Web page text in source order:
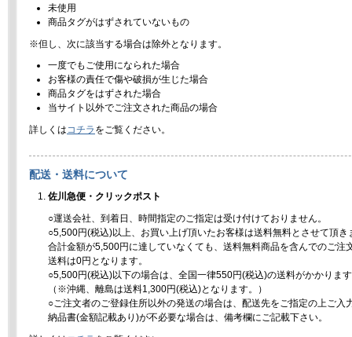
未使用
商品タグがはずされていないもの
※但し、次に該当する場合は除外となります。
一度でもご使用になられた場合
お客様の責任で傷や破損が生じた場合
商品タグをはずされた場合
当サイト以外でご注文された商品の場合
詳しくは コチラ をご覧ください。
配送・送料について
佐川急便・クリックポスト
○運送会社、到着日、時間指定のご指定は受け付けておりません。
○5,500円(税込)以上、お買い上げ頂いたお客様は送料無料とさせて頂き
合計金額が5,500円に達していなくても、送料無料商品を含んでのご注
送料は0円となります。
○5,500円(税込)以下の場合は、全国一律550円(税込)の送料がかかりま
（※沖縄、離島は送料1,300円(税込)となります。）
○ご注文者のご登録住所以外の発送の場合は、配送先をご指定の上ご入
納品書(金額記載あり)が不必要な場合は、備考欄にご記載下さい。